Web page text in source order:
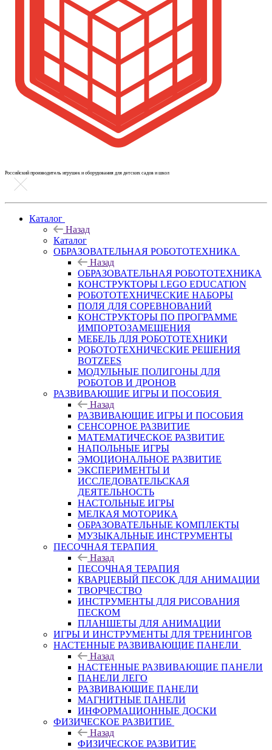
Российский производитель игрушек и оборудования для детских садов и школ
Каталог
Назад
Каталог
ОБРАЗОВАТЕЛЬНАЯ РОБОТОТЕХНИКА
Назад
ОБРАЗОВАТЕЛЬНАЯ РОБОТОТЕХНИКА
КОНСТРУКТОРЫ LEGO EDUCATION
РОБОТОТЕХНИЧЕСКИЕ НАБОРЫ
ПОЛЯ ДЛЯ СОРЕВНОВАНИЙ
КОНСТРУКТОРЫ ПО ПРОГРАММЕ
ИМПОРТОЗАМЕЩЕНИЯ
МЕБЕЛЬ ДЛЯ РОБОТОТЕХНИКИ
РОБОТОТЕХНИЧЕСКИЕ РЕШЕНИЯ
BOTZEES
МОДУЛЬНЫЕ ПОЛИГОНЫ ДЛЯ
РОБОТОВ И ДРОНОВ
РАЗВИВАЮЩИЕ ИГРЫ И ПОСОБИЯ
Назад
РАЗВИВАЮЩИЕ ИГРЫ И ПОСОБИЯ
СЕНСОРНОЕ РАЗВИТИЕ
МАТЕМАТИЧЕСКОЕ РАЗВИТИЕ
НАПОЛЬНЫЕ ИГРЫ
ЭМОЦИОНАЛЬНОЕ РАЗВИТИЕ
ЭКСПЕРИМЕНТЫ И
ИССЛЕДОВАТЕЛЬСКАЯ
ДЕЯТЕЛЬНОСТЬ
НАСТОЛЬНЫЕ ИГРЫ
МЕЛКАЯ МОТОРИКА
ОБРАЗОВАТЕЛЬНЫЕ КОМПЛЕКТЫ
МУЗЫКАЛЬНЫЕ ИНСТРУМЕНТЫ
ПЕСОЧНАЯ ТЕРАПИЯ
Назад
ПЕСОЧНАЯ ТЕРАПИЯ
КВАРЦЕВЫЙ ПЕСОК ДЛЯ АНИМАЦИИ
ТВОРЧЕСТВО
ИНСТРУМЕНТЫ ДЛЯ РИСОВАНИЯ
ПЕСКОМ
ПЛАНШЕТЫ ДЛЯ АНИМАЦИИ
ИГРЫ И ИНСТРУМЕНТЫ ДЛЯ ТРЕНИНГОВ
НАСТЕННЫЕ РАЗВИВАЮЩИЕ ПАНЕЛИ
Назад
НАСТЕННЫЕ РАЗВИВАЮЩИЕ ПАНЕЛИ
ПАНЕЛИ ЛЕГО
РАЗВИВАЮЩИЕ ПАНЕЛИ
МАГНИТНЫЕ ПАНЕЛИ
ИНФОРМАЦИОННЫЕ ДОСКИ
ФИЗИЧЕСКОЕ РАЗВИТИЕ
Назад
ФИЗИЧЕСКОЕ РАЗВИТИЕ